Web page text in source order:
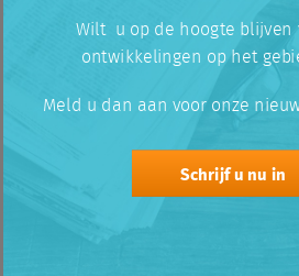
Schrijf u nu in
Wilt u op de hoogte blijven
ontwikkelingen op het
Meld u dan aan voor onze